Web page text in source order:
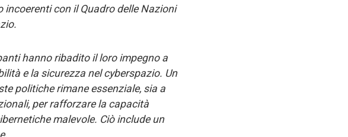
con il Quadro delle Nazioni
hanno ribadito il loro impegno a
e la sicurezza nel cyberspazio. Un
politiche rimane essenziale, sia a
per rafforzare la capacità
malevole. Ciò include un